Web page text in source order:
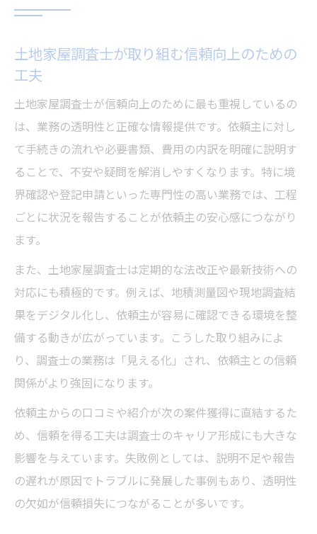
土地家屋調査士が取り組む信頼向上のための
工夫
土地家屋調査士が信頼向上のために最も重視しているの
は、業務の透明性と正確な情報提供です。依頼主に対し
て手続きの流れや必要書類、費用の内訳を明確に説明す
ることで、不安や疑問を解消しやすくなります。特に境
界確認や登記申請といった専門性の高い業務では、工程
ごとに状況を報告することが依頼主の安心感につながり
ます。
また、土地家屋調査士は定期的な法改正や最新技術への
対応にも積極的です。例えば、地積測量図や現地調査結
果をデジタル化し、依頼主が容易に確認できる環境を整
備する動きが広がっています。こうした取り組みによ
り、調査士の業務は「見える化」され、依頼主との信頼
関係がより強固になります。
依頼主からの口コミや紹介が次の案件獲得に直結するた
め、信頼を得る工夫は調査士のキャリア形成にも大きな
影響を与えています。失敗例としては、説明不足や報告
の遅れが原因でトラブルに発展した事例もあり、透明性
の欠如が信頼損失につながることが多いです。